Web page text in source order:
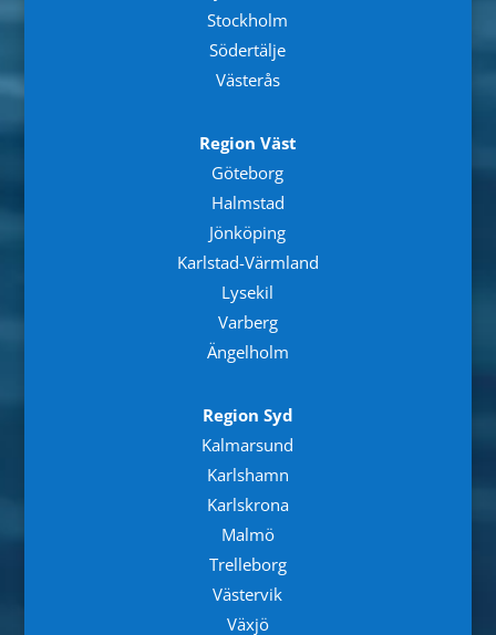
Stockholm
Södertälje
Västerås
Region Väst
Göteborg
Halmstad
Jönköping
Karlstad-Värmland
Lysekil
Varberg
Ängelholm
Region Syd
Kalmarsund
Karlshamn
Karlskrona
Malmö
Trelleborg
Västervik
Växjö